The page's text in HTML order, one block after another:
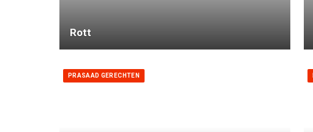
Rott
PRASAAD GERECHTEN